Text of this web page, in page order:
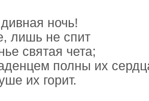
ночь!
лишь не спит
святая чета;
полны их
их горит.